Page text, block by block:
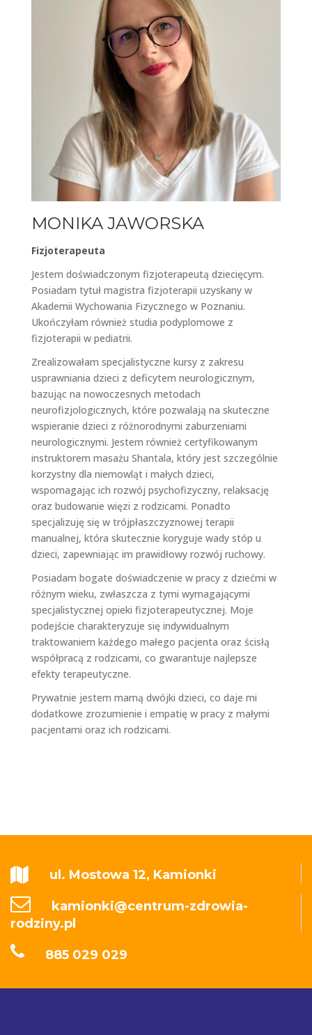
MONIKA JAWORSKA
Fizjoterapeuta
Jestem doświadczonym fizjoterapeutą dziecięcym.
Posiadam tytuł magistra fizjoterapii uzyskany w
Akademii Wychowania Fizycznego w Poznaniu.
Ukończyłam również studia podyplomowe z
fizjoterapii w pediatrii.
Zrealizowałam specjalistyczne kursy z zakresu
usprawniania dzieci z deficytem neurologicznym,
bazując na nowoczesnych metodach
neurofizjologicznych, które pozwalają na skuteczne
wspieranie dzieci z różnorodnymi zaburzeniami
neurologicznymi. Jestem również certyfikowanym
instruktorem masażu Shantala, który jest szczególnie
korzystny dla niemowląt i małych dzieci,
wspomagając ich rozwój psychofizyczny, relaksację
oraz budowanie więzi z rodzicami. Ponadto
specjalizuję się w trójpłaszczyznowej terapii
manualnej, która skutecznie koryguje wady stóp u
dzieci, zapewniając im prawidłowy rozwój ruchowy.
Posiadam bogate doświadczenie w pracy z dziećmi w
różnym wieku, zwłaszcza z tymi wymagającymi
specjalistycznej opieki fizjoterapeutycznej. Moje
podejście charakteryzuje się indywidualnym
traktowaniem każdego małego pacjenta oraz ścisłą
współpracą z rodzicami, co gwarantuje najlepsze
efekty terapeutyczne.
Prywatnie jestem mamą dwójki dzieci, co daje mi
dodatkowe zrozumienie i empatię w pracy z małymi
pacjentami oraz ich rodzicami.
ul. Mostowa 12, Kamionki
kamionki@centrum-zdrowia-
rodziny.pl
885 029 029